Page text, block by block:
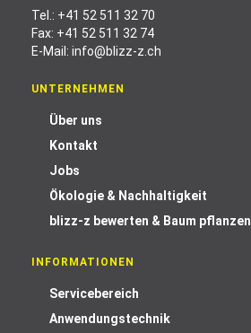
Tel.: +41 52 511 32 70
Fax: +41 52 511 32 74
E-Mail: info@blizz-z.ch
UNTERNEHMEN
Über uns
Kontakt
Jobs
Ökologie & Nachhaltigkeit
blizz-z bewerten & Baum pflanzen
INFORMATIONEN
Servicebereich
Anwendungstechnik